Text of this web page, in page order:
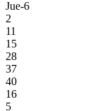
Jue-6
2
11
15
28
37
40
16
5